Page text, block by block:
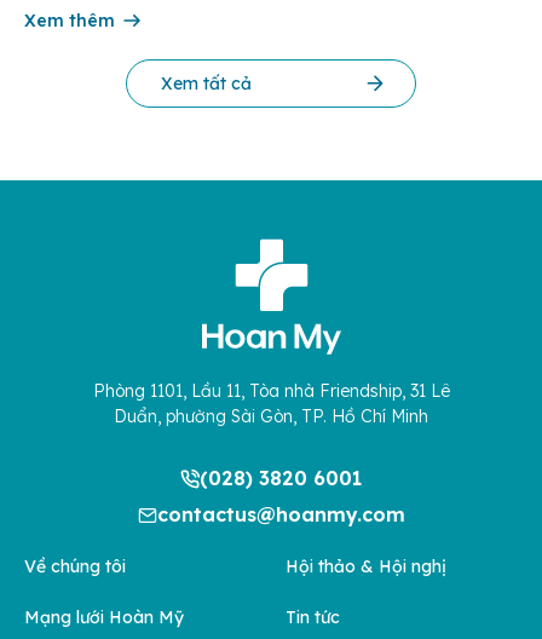
cứu Phát triển Doanh nghiệp Châu Á […]
Xem thêm
Xem tất cả
Phòng 1101, Lầu 11, Tòa nhà Friendship, 31 Lê
Duẩn, phường Sài Gòn, TP. Hồ Chí Minh
(028) 3820 6001
contactus@hoanmy.com
Về chúng tôi
Mạng lưới Hoàn Mỹ
Hội thảo & Hội nghị
Tin tức